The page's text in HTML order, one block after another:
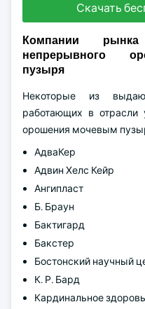
Скачать
Компании
непрерывного
пузыря
Некоторые из
работающих в отрасли
орошения мочевым
АдваКер
Адвин Хелс Кейр
Ангипласт
Б. Браун
Бактигард
Бакстер
Бостонский научный
К. Р. Бард
Кардинальное